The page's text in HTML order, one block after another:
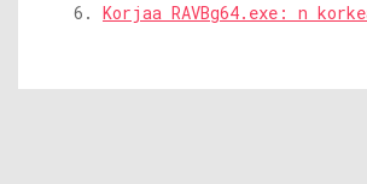
Korjaa RAVBg64.exe: n